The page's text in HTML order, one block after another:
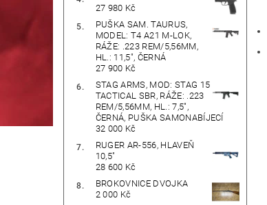
27 980 Kč
PUŠKA SAM. TAURUS,
MODEL: T4 A21 M-LOK,
RÁŽE: .223 REM/5,56MM,
HL.: 11,5", ČERNÁ
27 900 Kč
STAG ARMS, MOD: STAG 15
TACTICAL SBR, RÁŽE: .223
REM/5,56MM, HL.: 7,5",
ČERNÁ, PUŠKA SAMONABÍJECÍ
32 000 Kč
RUGER AR-556, HLAVEŇ
10,5"
28 600 Kč
BROKOVNICE DVOJKA
2 000 Kč